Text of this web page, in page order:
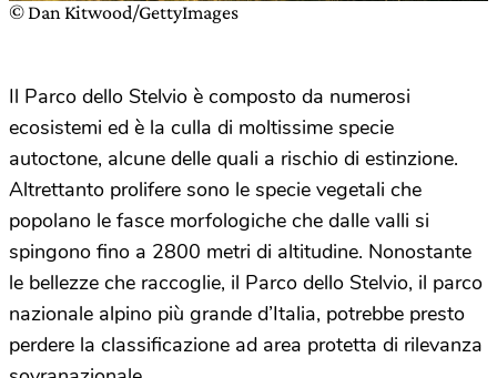
© Dan Kitwood/GettyImages
Il Parco dello Stelvio è composto da numerosi
ecosistemi ed è la culla di moltissime specie
autoctone, alcune delle quali a rischio di estinzione.
Altrettanto prolifere sono le specie vegetali che
popolano le fasce morfologiche che dalle valli si
spingono fino a 2800 metri di altitudine. Nonostante
le bellezze che raccoglie, il Parco dello Stelvio, il parco
nazionale alpino più grande d’Italia, potrebbe presto
perdere la classificazione ad area protetta di rilevanza